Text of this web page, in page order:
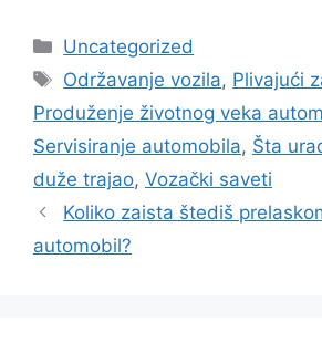
Categories
Uncategorized
Tags
Održavanje vozila, Plivajući
Produženje životnog veka
Servisiranje automobila, Šta
duže trajao, Vozački saveti
Koliko zaista štediš
automobil?